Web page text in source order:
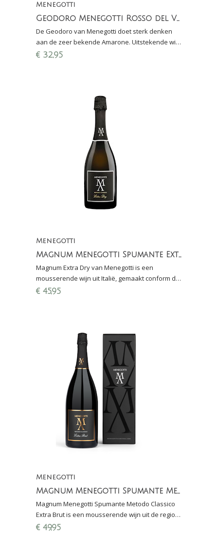
Menegotti
Geodoro Menegotti Rosso del Veronese IGT
De Geodoro van Menegotti doet sterk denken
aan de zeer bekende Amarone. Uitstekende wijn
bij wild en gerijpte kazen.
€ 32,95
Menegotti
Magnum Menegotti Spumante Extra Dry - Metodo Classico
Magnum Extra Dry van Menegotti is een
mousserende wijn uit Italië, gemaakt conform de
metodo classico. Ook beschikbaar in
€ 45,95
Menegotti
Magnum Menegotti Spumante Metodo Classico Extra Brut (100% Garganega)
Magnum Menegotti Spumante Metodo Classico
Extra Brut is een mousserende wijn uit de regio
Verona gemaakt van 100% Garganega rijping 36
€ 49,95